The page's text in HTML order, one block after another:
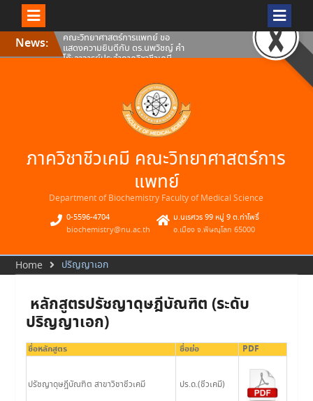
Skip
content
News: คณะวิทยาศาสตร์การแพทย์ ขอ
แสดงความยินดีกับ ดร.นพวิชญ์ คำ
โท๊ะอาจารย์ประจำภาควิชาชีวเคมี
คณะวิทยาศาสตร์การแพทย์
มหาวิทยาลัยนเรศวร ขอแสดงความ
ยินดีกับดร.ธเนศ สอนดา อาจารย์
ประจำภาควิชาชีวเคมี คณะ
วิทยาศาสตร์การแพทย์
แสดงความยินดีกับ ผศ.ดร.สมภพว์
พินิจ อาจารย์ประจำภาควิชาชีวเคมี
คณะวิทยาศาสตร์การแพทย์
ภาควิชาชีวเคมี คณะวิทยาศาสตร์การ
แพทย์
Department of Biochemistry Faculty of Medical Science
0-5596-4704
biochemistry@nu.ac.th
ม.นเรศวร 99 หมู่ 9 ต.ท่าโพธิ์
อ.เมือง จ.พิษณุโลก 65000
Home ปริญญาเอก
หลักสูตรปรัชญาดุษฎีบัณฑิต (ระดับ
ปริญญาเอก)
ชื่อหลักสูตร ชื่อย่อ PDF
ปรัชญาดุษฎีบัณฑิต สาขาวิชาชีวเคมี ปร.ด.(ชีวเคมี)